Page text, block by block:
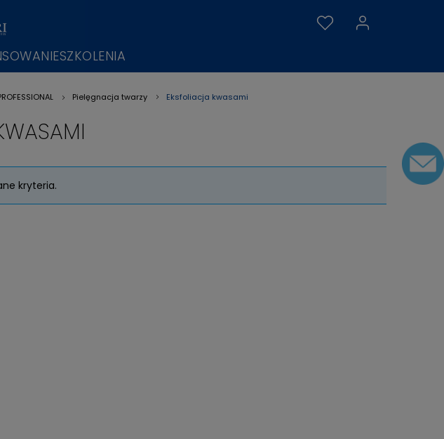
SZKOLENIA
Pielęgnacja twarzy Eksfoliacja kwasami
kryteria.